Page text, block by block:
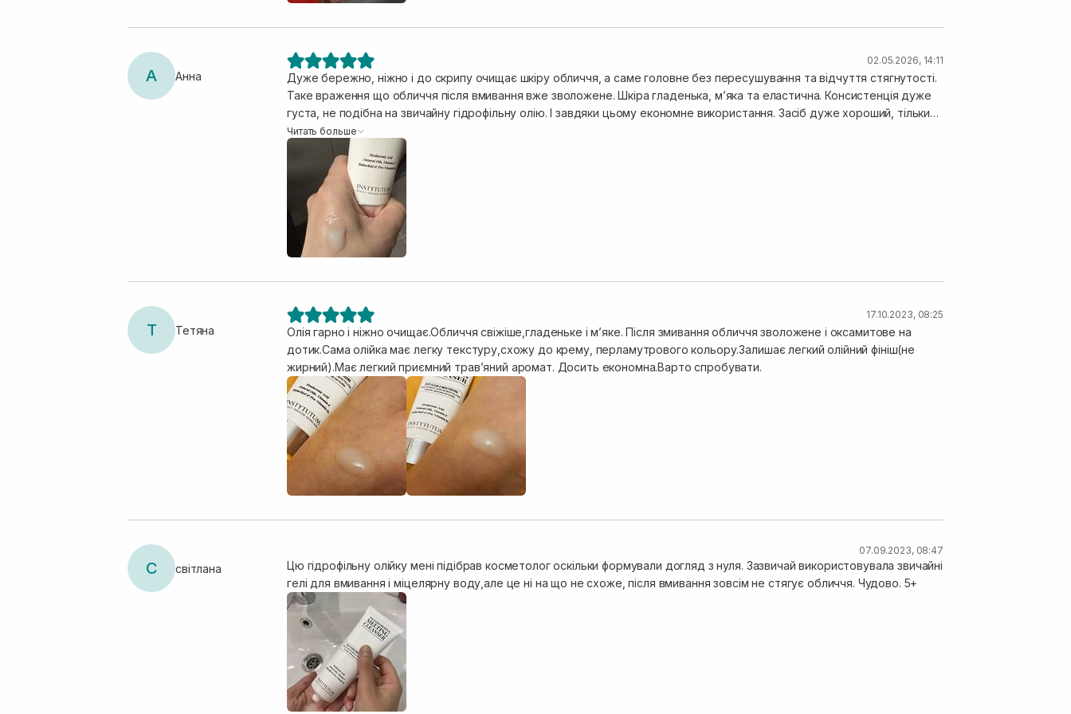
А Анна
02.05.2026, 14:11
Дуже бережно, ніжно і до скрипу очищає шкіру обличчя, а саме головне без пересушування та відчуття стягнутості.
Таке враження що обличчя після вмивання вже зволожене. Шкіра гладенька, мʼяка та еластична. Консистенція дуже
густа, не подібна на звичайну гідрофільну олію. І завдяки цьому економне використання. Засіб дуже хороший, тільки
ціна не низька
Читать больше
Т Тетяна
17.10.2023, 08:25
Олія гарно і ніжно очищає.Обличчя свіжіше,гладеньке і мʼяке. Після змивання обличчя зволожене і оксамитове на
дотик.Сама олійка має легку текстуру,схожу до крему, перламутрового кольору.Залишає легкий олійний фініш(не
жирний).Має легкий приємний травʼяний аромат. Досить економна.Варто спробувати.
С світлана
07.09.2023, 08:47
Цю гідрофільну олійку мені підібрав косметолог оскільки формували догляд з нуля. Зазвичай використовувала звичайні
гелі для вмивання і міцелярну воду,але це ні на що не схоже, після вмивання зовсім не стягує обличчя. Чудово. 5+